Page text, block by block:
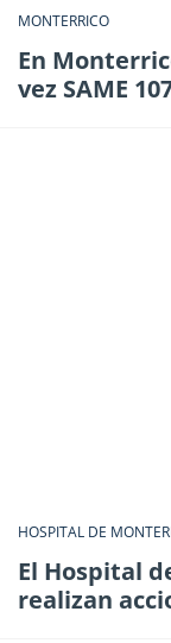
MONTERRICO
En
vez SAME
HOSPITAL DE
El Hospital
realizan